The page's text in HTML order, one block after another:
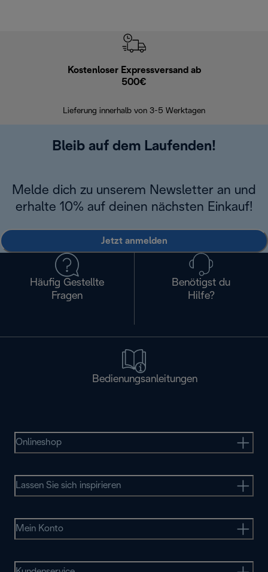
Kostenloser Expressversand ab
500€
Lieferung innerhalb von 3-5 Werktagen
Bleib auf dem Laufenden!
Melde dich zu unserem Newsletter an und
erhalte 10% auf deinen nächsten Einkauf!
Jetzt anmelden
Häufig Gestellte
Fragen
Benötigst du
Hilfe?
Bedienungsanleitungen
Onlineshop
Lassen Sie sich inspirieren
Mein Konto